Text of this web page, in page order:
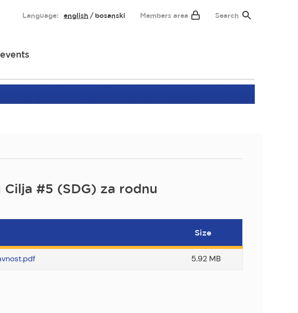
Language: english bosanski Members area Search
#5 (SDG) za rodnu
Size
5.92 MB